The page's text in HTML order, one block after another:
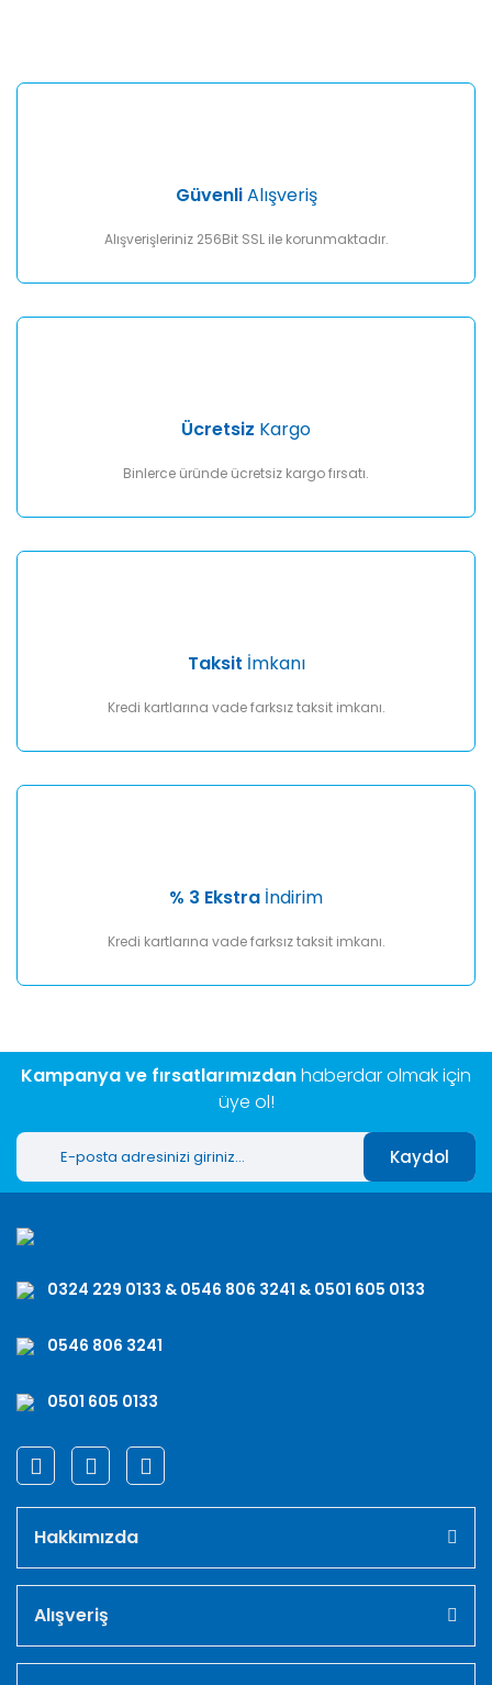
Yorum Yaz
Ürün fiyatı diğer sitelerden daha pahalı.
GüvenliAlışveriş
Alışverişleriniz 256Bit SSL ile korunmaktadır.
Ücretsiz Kargo
Binlerce üründe ücretsiz kargo fırsatı.
Taksit İmkanı
Kredi kartlarına vade farksız taksit imkanı.
% 3 Ekstra İndirim
Kredi kartlarına vade farksız taksit imkanı.
Kampanya ve fırsatlarımızdanhaberdar olmak için
üye ol!
Kaydol
0324 229 0133 & 0546 806 3241 & 0501 605 0133
0546 806 3241
0501 605 0133
Hakkımızda
Alışveriş